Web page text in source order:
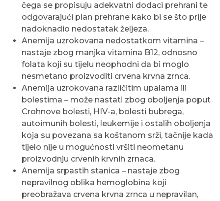
čega se propisuju adekvatni dodaci prehrani te
odgovarajući plan prehrane kako bi se što prije
nadoknadio nedostatak željeza.
Anemija uzrokovana nedostatkom vitamina –
nastaje zbog manjka vitamina B12, odnosno
folata koji su tijelu neophodni da bi moglo
nesmetano proizvoditi crvena krvna zrnca.
Anemija uzrokovana različitim upalama ili
bolestima – može nastati zbog oboljenja poput
Crohnove bolesti, HIV-a, bolesti bubrega,
autoimunih bolesti, leukemije i ostalih oboljenja
koja su povezana sa koštanom srži, tačnije kada
tijelo nije u mogućnosti vršiti neometanu
proizvodnju crvenih krvnih zrnaca.
Anemija srpastih stanica – nastaje zbog
nepravilnog oblika hemoglobina koji
preobražava crvena krvna zrnca u nepravilan,